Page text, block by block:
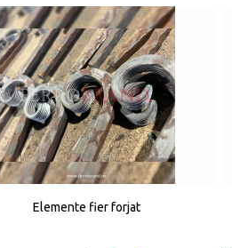
Elemente fier forjat